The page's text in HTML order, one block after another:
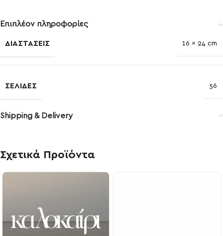
Επιπλέον πληροφορίες
ΔΙΑΣΤΆΣΕΙΣ 16 × 24 cm
ΣΕΛΊΔΕΣ 56
Shipping & Delivery
Σχετικά Προϊόντα